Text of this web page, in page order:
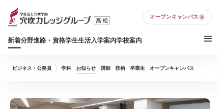
新着分野進路・資格学生生活入学案内学校案内
オープンキャンパス
ビジネス・公務員 学科 お知らせ 講師 技術 卒業生 オープンキャンパス